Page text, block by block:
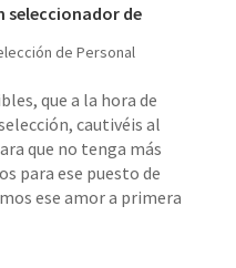
seleccionador de
de Personal
que a la hora de
cautivéis al
que no tenga más
para ese puesto de
ese amor a primera